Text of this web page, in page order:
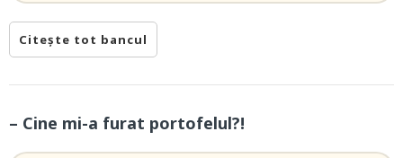
Citește tot bancul
– Cine mi-a furat portofelul?!